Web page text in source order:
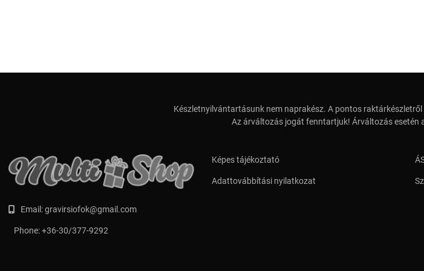
Készletnyilvántartásunk nem naprakész. A pontos
Az árváltozás jogát fenntartjuk! Árváltozás esetén
Email:gravirsiofok@gmail.com
Phone:+36-30/377-9292
Képes tájékoztató
Adattovábbítási nyilatkozat